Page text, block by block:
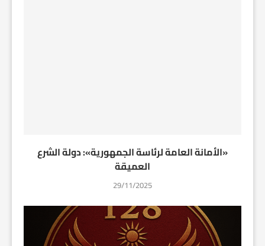
«الأمانة العامة لرئاسة الجمهورية»: دولة الشرع
العميقة
29/11/2025